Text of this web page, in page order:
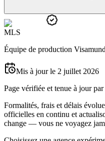
MLS
Équipe de production
Mis à jour le 2 juillet 2026
Page vérifiée et tenue à jour
Formalités, frais et délais
officielles en continu et
change — vous ne voyagez